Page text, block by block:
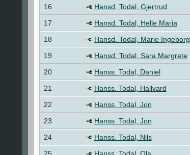
16
Hansd. Todal, Gjertrud
17
Hansd. Todal, Helle Maria
18
Hansd. Todal, Marie Ingeborg
19
Hansd. Todal, Sara Margrete
20
Hanss. Todal, Daniel
21
Hanss. Todal, Hallvard
22
Hanss. Todal, Jon
23
Hanss. Todal, Jon
24
Hanss. Todal, Nils